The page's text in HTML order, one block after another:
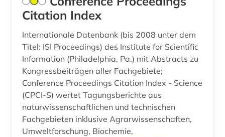
graphiker (1)
hochenergiephysik (1)
hochschulschrift (1)
humanbiologie (1)
hydrologie (1)
Citation Index
Internationale Datenbank (bis 2008 unter dem
Titel: ISI Proceedings) des Institute for Scientific
Information (Philadelphia, Pa.) mit Abstracts zu
Kongressbeiträgen aller Fachgebiete;
Conference Proceedings Citation Index - Science
(CPCI-S) wertet Tagungsberichte aus
naturwissenschaftlichen und technischen
Fachgebieten inklusive Agrarwissenschaften,
Umweltforschung, Biochemie,